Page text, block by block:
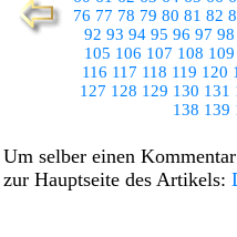
76 77 78 79 80 81 82
92 93 94 95 96 97 98
105 106 107 108 109
116 117 118 119 120
127 128 129 130 131
138 139
Um selber einen
zur Hauptseite des Artikels: